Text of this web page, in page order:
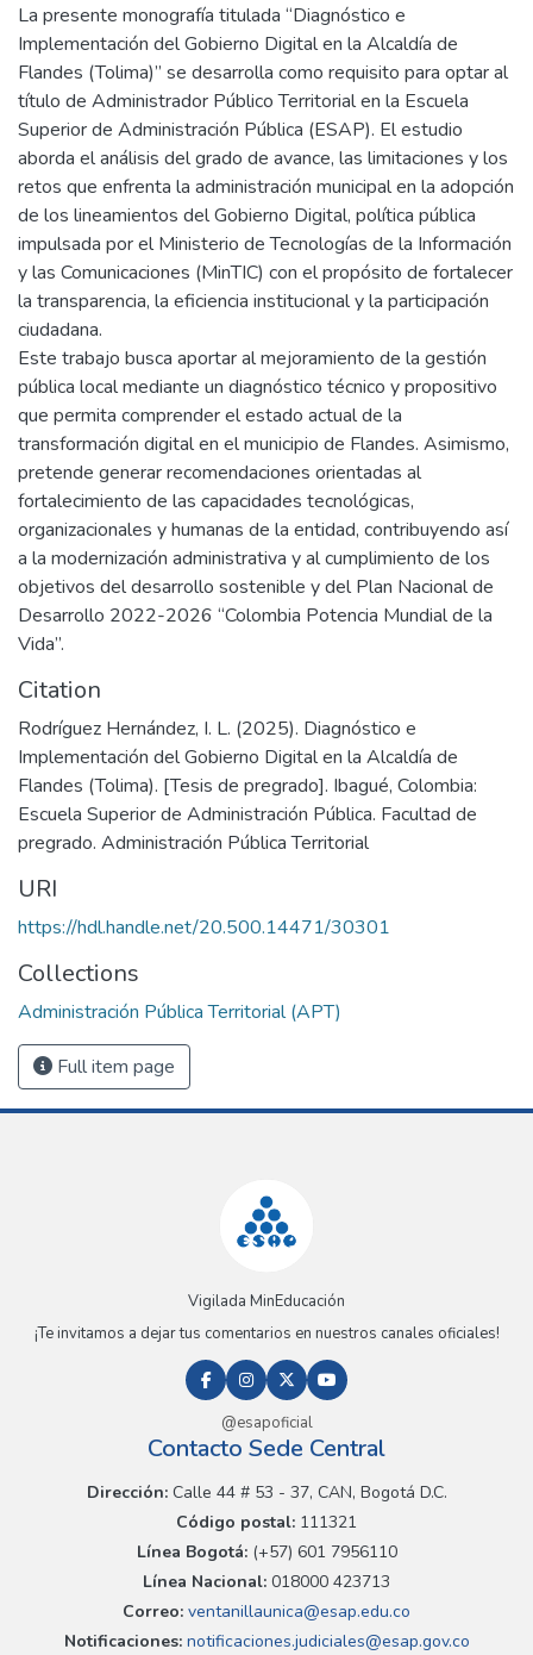
La presente monografía titulada “Diagnóstico e
Implementación del Gobierno Digital en la Alcaldía de
Flandes (Tolima)” se desarrolla como requisito para optar al
título de Administrador Público Territorial en la Escuela
Superior de Administración Pública (ESAP). El estudio
aborda el análisis del grado de avance, las limitaciones y los
retos que enfrenta la administración municipal en la adopción
de los lineamientos del Gobierno Digital, política pública
impulsada por el Ministerio de Tecnologías de la Información
y las Comunicaciones (MinTIC) con el propósito de fortalecer
la transparencia, la eficiencia institucional y la participación
ciudadana.
Este trabajo busca aportar al mejoramiento de la gestión
pública local mediante un diagnóstico técnico y propositivo
que permita comprender el estado actual de la
transformación digital en el municipio de Flandes. Asimismo,
pretende generar recomendaciones orientadas al
fortalecimiento de las capacidades tecnológicas,
organizacionales y humanas de la entidad, contribuyendo así
a la modernización administrativa y al cumplimiento de los
objetivos del desarrollo sostenible y del Plan Nacional de
Desarrollo 2022-2026 “Colombia Potencia Mundial de la
Vida”.
Citation
Rodríguez Hernández, I. L. (2025). Diagnóstico e
Implementación del Gobierno Digital en la Alcaldía de
Flandes (Tolima). [Tesis de pregrado]. Ibagué, Colombia:
Escuela Superior de Administración Pública. Facultad de
pregrado. Administración Pública Territorial
URI
https://hdl.handle.net/20.500.14471/30301
Collections
Administración Pública Territorial (APT)
Full item page
Vigilada MinEducación
¡Te invitamos a dejar tus comentarios en nuestros canales oficiales!
@esapoficial
Contacto Sede Central
Dirección:Calle 44 # 53 - 37, CAN, Bogotá D.C.
Código postal: 111321
Línea Bogotá:(+57) 601 7956110
Línea Nacional: 018000 423713
Correo: ventanillaunica@esap.edu.co
Notificaciones:notificaciones.judiciales@esap.gov.co